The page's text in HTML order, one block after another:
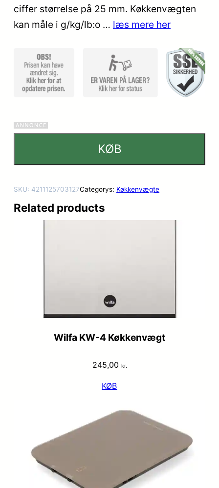
ciffer størrelse på 25 mm. Køkkenvægten
kan måle i g/kg/lb:o … læs mere her
KØB
SKU: 4211125703127Categorys: Køkkenvægte
Related products
Wilfa KW-4 Køkkenvægt
245,00 kr.
KØB